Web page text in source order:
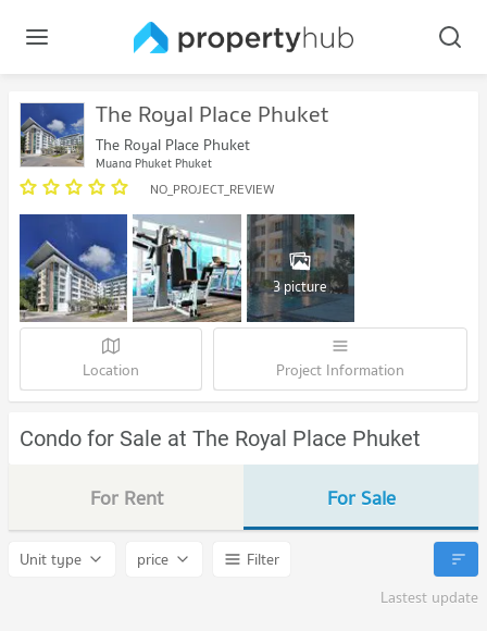
The Royal Place Phuket
The Royal Place Phuket
Muang Phuket Phuket
NO_PROJECT_REVIEW
3 picture
Location Project Information
Condo for Sale at The Royal Place Phuket
For Rent For Sale
Unit type price
Filter
Lastest update